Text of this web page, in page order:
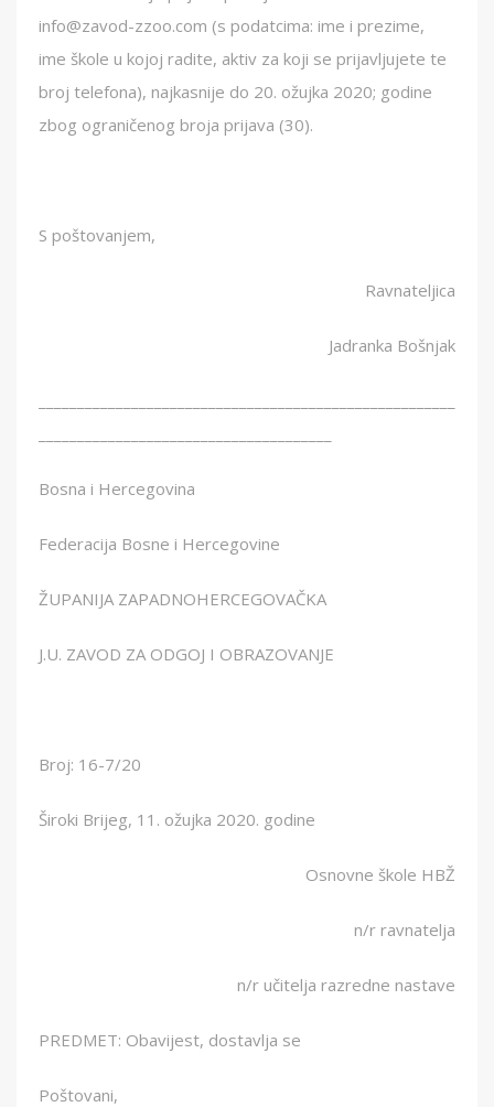
info@zavod-zzoo.com (s podatcima: ime i prezime,
ime škole u kojoj radite, aktiv za koji se prijavljujete te
broj telefona), najkasnije do 20. ožujka 2020; godine
zbog ograničenog broja prijava (30).
S poštovanjem,
Ravnateljica
Jadranka Bošnjak
Bosna i Hercegovina
Federacija Bosne i Hercegovine
ŽUPANIJA ZAPADNOHERCEGOVAČKA
J.U. ZAVOD ZA ODGOJ I OBRAZOVANJE
Broj: 16-7/20
Široki Brijeg, 11. ožujka 2020. godine
Osnovne škole HBŽ
n/r ravnatelja
n/r učitelja razredne nastave
PREDMET: Obavijest, dostavlja se
Poštovani,